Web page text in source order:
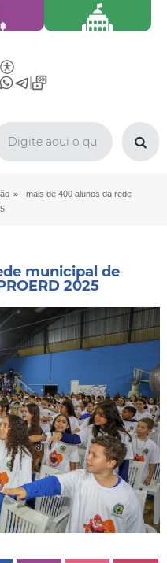
»
mais de 400 alunos da rede
municipal de
2025